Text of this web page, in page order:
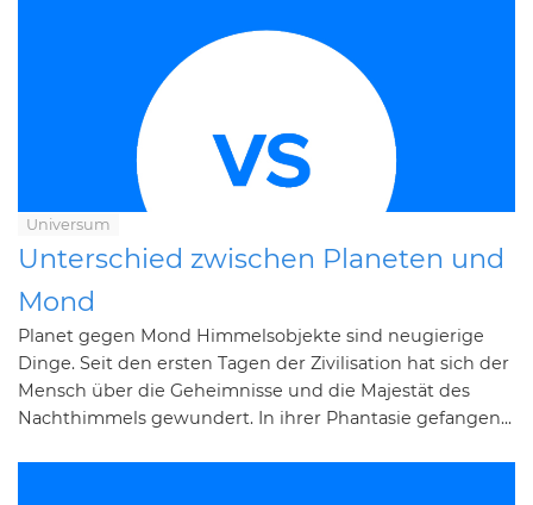
Universum
Unterschied zwischen Planeten und
Mond
Planet gegen Mond Himmelsobjekte sind neugierige
Dinge. Seit den ersten Tagen der Zivilisation hat sich der
Mensch über die Geheimnisse und die Majestät des
Nachthimmels gewundert. In ihrer Phantasie gefangen...